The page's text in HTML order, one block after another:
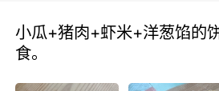
小瓜+猪肉+虾米+洋葱馅的
食。